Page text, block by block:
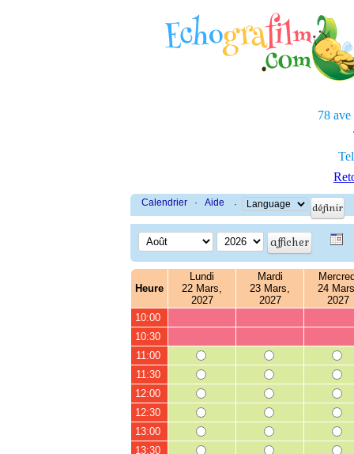
78 ave
Calendrier · Aide ·
Heure
Lundi
22 Mars,
2027
Mardi
23 Mars,
2027
24
2027
10:00
10:30
11:00
11:30
12:00
12:30
13:00
13:30